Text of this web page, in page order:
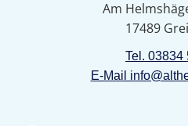
Am
17489
Tel. 03834
E-Mail